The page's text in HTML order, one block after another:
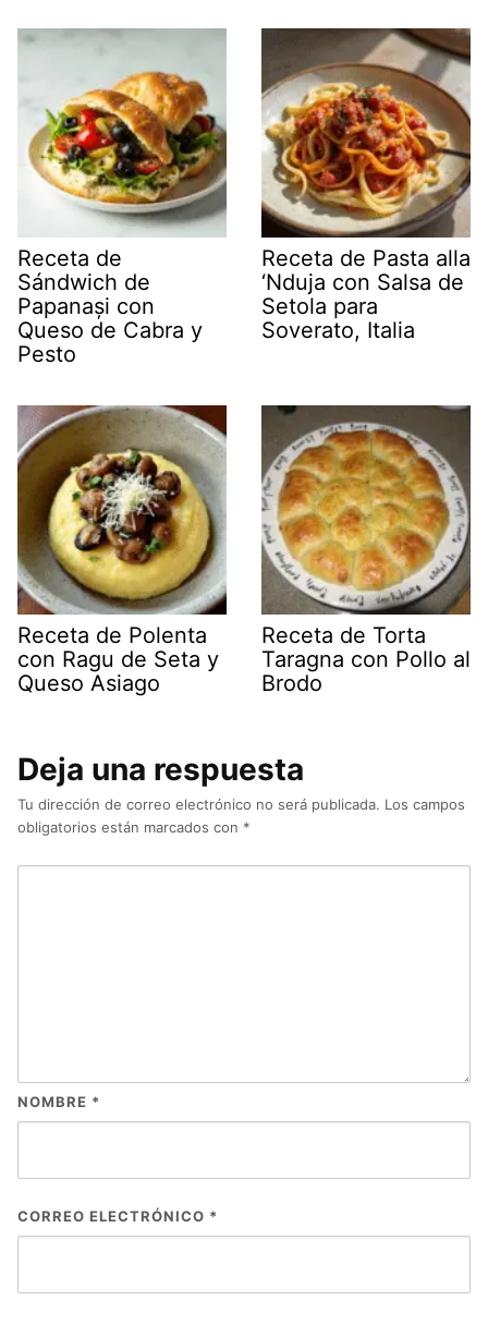
Receta de
Sándwich de
Papanași con
Queso de Cabra y
Pesto
Receta de Pasta alla
‘Nduja con Salsa de
Setola para
Soverato, Italia
Receta de Polenta
con Ragu de Seta y
Queso Asiago
Receta de Torta
Taragna con Pollo al
Brodo
Deja una respuesta
Tu dirección de correo electrónico no será publicada. Los campos
obligatorios están marcados con *
NOMBRE *
CORREO ELECTRÓNICO *